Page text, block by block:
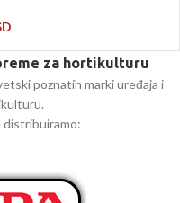
za hortikulturu
poznatih marki uređaja i
distribuiramo: